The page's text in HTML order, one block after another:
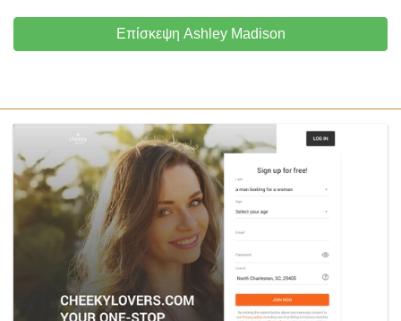
Επίσκεψη Ashley Madison